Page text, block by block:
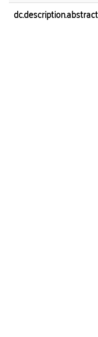
dc.description.abstract